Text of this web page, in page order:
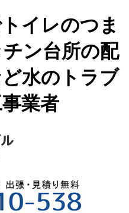
イレのつま
ン台所の配
水のトラブ
業者